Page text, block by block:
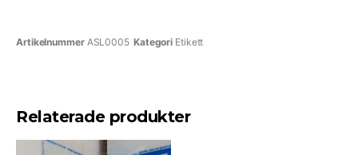
Artikelnummer ASL0005 Kategori Etikett
Relaterade produkter